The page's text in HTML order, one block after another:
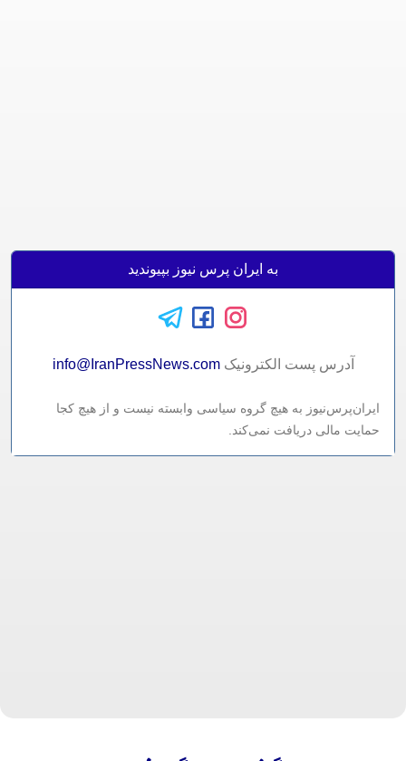
به ایران پرس نیوز بپیوندید
آدرس پست الکترونيکinfo@IranPressNews.com
ایران‌پرس‌نیوز به هیچ گروه سیاسی وابسته نیست و از هیچ کجا
حمایت مالی دریافت نمی‌کند.